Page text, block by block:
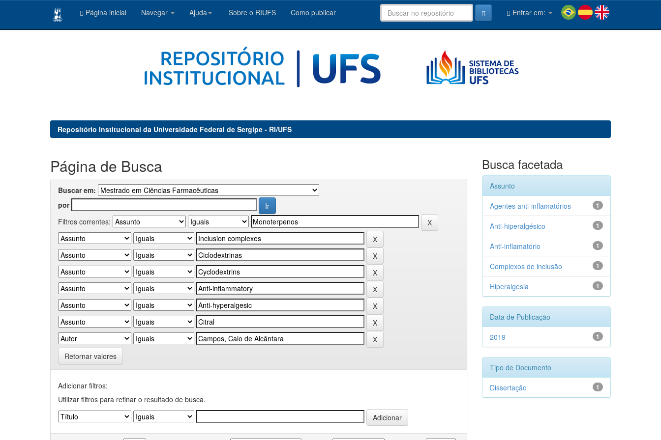
Página inicial Navegar Ajuda Sobre o RIUFS Como publicar Entrar em:
Repositório Institucional da Universidade Federal de Sergipe - RI/UFS
Página de Busca
Buscar em:
por
Filtros correntes:
Retornar valores
Adicionar filtros:
Utilizar filtros para refinar o resultado de busca.
Busca facetada
Assunto
1
Agentes anti-inflamatórios
1
Anti-hiperalgésico
1
Anti-inflamatório
1
Complexos de inclusão
1
Hiperalgesia
Data de Publicação
1
2019
Tipo de Documento
1
Dissertação